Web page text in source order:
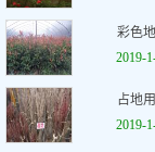
彩色
2019-
占地
2019-